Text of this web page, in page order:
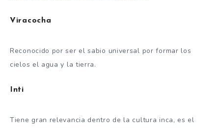
Viracocha
Reconocido por ser el sabio universal por formar los
cielos el agua y la tierra.
Inti
Tiene gran relevancia dentro de la cultura inca, es el